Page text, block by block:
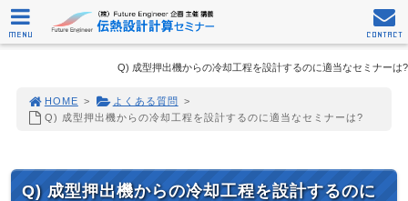
Q) 成型押出機からの冷却工程を設計するのに適当なセミナーは?
HOME > よくある質問
>
Q) 成型押出機からの冷却工程を設計するのに適当なセミナーは?
Q) 成型押出機からの冷却工程を設計するのに
MENU CONTACT